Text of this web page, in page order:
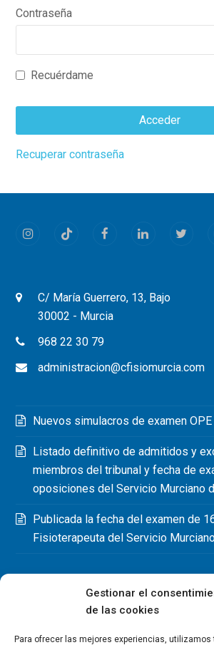
Gestionar el
de las cookies
Para ofrecer las mejores experiencias,
Contraseña
Recuérdame
Acceder
This
should
left
Recuperar contraseña
InstagramTiktok FacebookLinkedIn
C/ María Guerrero, 13, Bajo
30002 - Murcia
968 22 30 79
administracion@cfisiomurcia.com
Nuevos simulacros de examen OPE
Listado definitivo de admitidos y
miembros del tribunal y fecha de
oposiciones del Servicio Murciano
Publicada la fecha del examen de
Fisioterapeuta del Servicio